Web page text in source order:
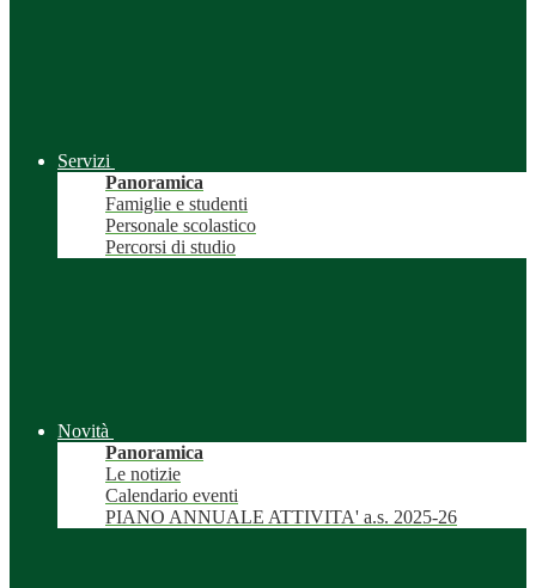
Servizi
Panoramica
Famiglie e studenti
Personale scolastico
Percorsi di studio
Novità
Panoramica
Le notizie
Calendario eventi
PIANO ANNUALE ATTIVITA' a.s. 2025-26